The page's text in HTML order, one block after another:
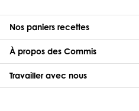
Nos paniers recettes
À propos des Commis
Travailler avec nous